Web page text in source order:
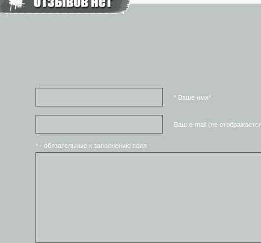
* Ваше имя*
Ваш e-mail (не
* - обязательные к заполнению поля